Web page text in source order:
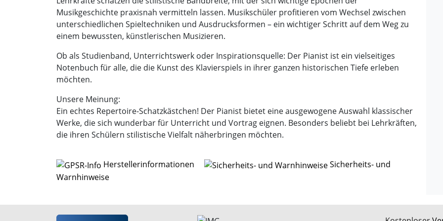
Musikgeschichte praxisnah vermitteln lassen. Musikschüler profitieren vom Wechsel zwischen
unterschiedlichen Spieltechniken und Ausdrucksformen – ein wichtiger Schritt auf dem Weg zu
einem bewussten, künstlerischen Musizieren.
Ob als Studienband, Unterrichtswerk oder Inspirationsquelle: Der Pianist ist ein vielseitiges
Notenbuch für alle, die die Kunst des Klavierspiels in ihrer ganzen historischen Tiefe erleben
möchten.
Unsere Meinung:
Ein echtes Repertoire-Schatzkästchen! Der Pianist bietet eine ausgewogene Auswahl klassischer
Werke, die sich wunderbar für Unterricht und Vortrag eignen. Besonders beliebt bei Lehrkräften,
die ihren Schülern stilistische Vielfalt näherbringen möchten.
Herstellerinformationen
Sicherheits- und
Warnhinweise